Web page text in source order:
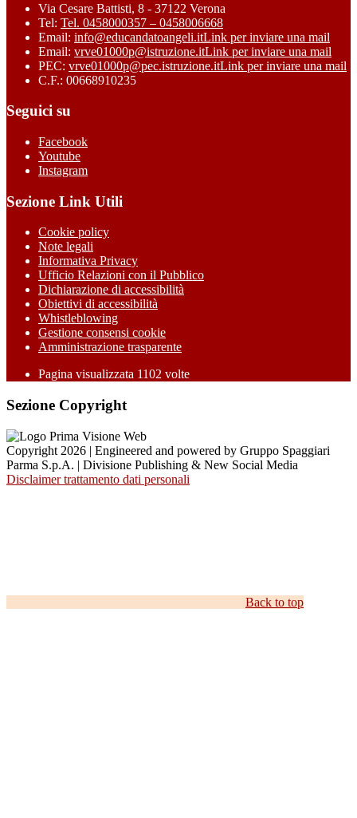
Via Cesare Battisti, 8 - 37122 Verona
Tel: Tel. 0458000357 – 0458006668
Email: info@educandatoangeli.itLink per inviare una mail
Email: vrve01000p@istruzione.itLink per inviare una mail
PEC: vrve01000p@pec.istruzione.itLink per inviare una mail
C.F.: 00668910235
Seguici su
Facebook
Youtube
Instagram
Sezione Link Utili
Cookie policy
Note legali
Informativa Privacy
Ufficio Relazioni con il Pubblico
Dichiarazione di accessibilità
Obiettivi di accessibilità
Whistleblowing
Gestione consensi cookie
Amministrazione trasparente
Pagina visualizzata 1102 volte
Sezione Copyright
Copyright 2026 | Engineered and powered by Gruppo Spaggiari
Parma S.p.A. | Divisione Publishing & New Social Media
Disclaimer trattamento dati personali
Back to top